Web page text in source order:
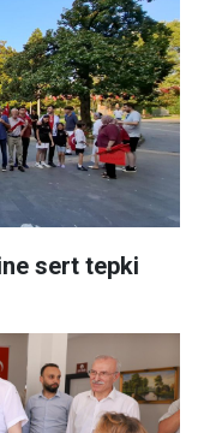
sert tepki